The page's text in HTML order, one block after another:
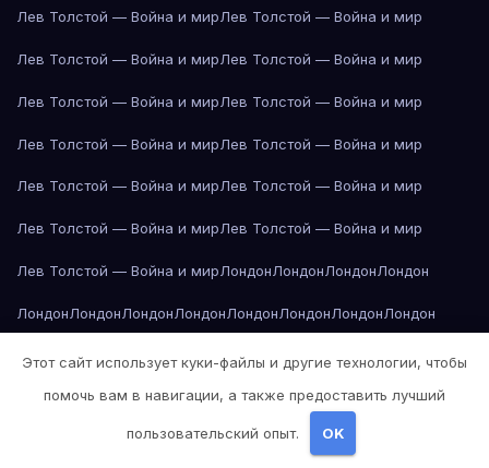
Лев Толстой — Война и мирЛев Толстой — Война и мир
Лев Толстой — Война и мирЛев Толстой — Война и мир
Лев Толстой — Война и мирЛев Толстой — Война и мир
Лев Толстой — Война и мирЛев Толстой — Война и мир
Лев Толстой — Война и мирЛев Толстой — Война и мир
Лев Толстой — Война и мирЛев Толстой — Война и мир
Лев Толстой — Война и мирЛондонЛондонЛондонЛондон
ЛондонЛондонЛондонЛондонЛондонЛондонЛондонЛондон
Лондон Лондон Лос-Анджелес Лос-Анджелес
Лос-АнджелесЛос-АнджелесЛос-АнджелесЛос-Анджелес
Лос-АнджелесЛос-АнджелесЛос-Анджелес
Этот сайт использует куки-файлы и другие технологии, чтобы
помочь вам в навигации, а также предоставить лучший
пользовательский опыт. OK